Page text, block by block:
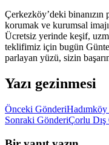
Çerkezköy’deki
korumak ve kurumsal
Ücretsiz yerinde keşif,
teklifimiz için bugün
parlayan yüzü, sizin
Yazı gezinmesi
Önceki Gönderi
Sonraki GönderiÇorlu